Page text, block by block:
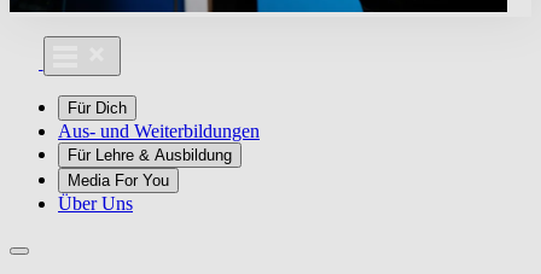
Für Dich
Aus- und Weiterbildungen
Für Lehre & Ausbildung
Media For You
Über Uns